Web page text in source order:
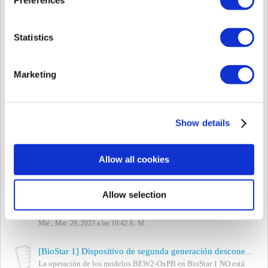
Statistics
Marketing
Show details
Allow all cookies
Allow selection
[BioStar 2] Cambio del idioma del dispositivo (traducción)
Para cambiar el idioma mostrado en el dispositivo, debe cambiar el
Mié., Jul. 24, 2024 a las 8:01 A. M.
[Ambos BioStar] 1a generación de dispositivos/2a generación de dispositivos/dispositivos de nivel de entrada
agentes de Suprema pueden decir un dispositivo de 1a generación,
[BioStation 3] Cómo usar RTSP de BioStation 3 con VMS
Aplicado a: FW v1.0.0_20220901 o superior Versión disponible
de BioStar 2: v2.9.0 o superior Versión disponible de BioStar 2
Device SDK: v2.8.3 o supe...
Mié., Mar. 29, 2023 a las 10:42 A. M.
La operación de los modelos BEW2-OxPB en BioStar 1 NO está